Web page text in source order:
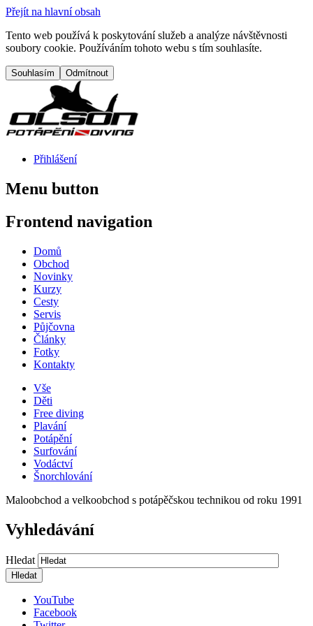
Přejít na hlavní obsah
Tento web používá k poskytování služeb a analýze návštěvnosti
soubory cookie. Používáním tohoto webu s tím souhlasíte.
Přihlášení
Menu button
Frontend navigation
Domů
Obchod
Novinky
Kurzy
Cesty
Servis
Půjčovna
Články
Fotky
Kontakty
Vše
Děti
Free diving
Plavání
Potápění
Surfování
Vodáctví
Šnorchlování
Maloobchod a velkoobchod s potápěčskou technikou od roku 1991
Vyhledávání
Hledat
YouTube
Facebook